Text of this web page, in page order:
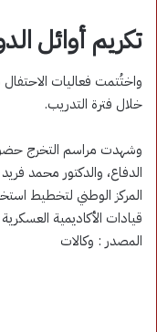
تكريم أوائل
واختُتمت فعاليات الاحتفال
خلال فترة التدريب.
وشهدت مراسم التخرج
الدفاع، والدكتور محمد
المركز الوطني لتخطيط
قيادات الأكاديمية
المصدر : وكالات